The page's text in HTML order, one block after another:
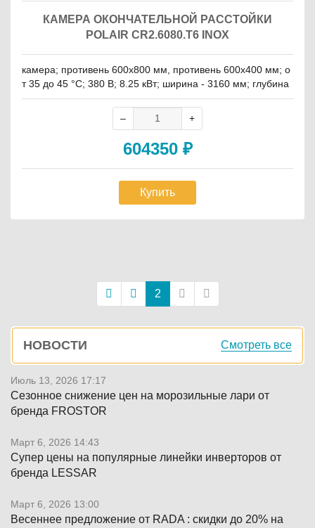
КАМЕРА ОКОНЧАТЕЛЬНОЙ РАССТОЙКИ
POLAIR CR2.6080.Т6 INOX
камера; противень 600x800 мм, противень 600х400 мм; о
т 35 до 45 °С; 380 В; 8.25 кВт; ширина - 3160 мм; глубина
- 2560 мм
604350 ₽
Купить
2
Боковая
панель
НОВОСТИ Смотреть все
Июль 13, 2026 17:17
Сезонное снижение цен на морозильные лари от
бренда FROSTOR
Март 6, 2026 14:43
Супер цены на популярные линейки инверторов от
бренда LESSAR
Март 6, 2026 13:00
Весеннее предложение от RADA : скидки до 20% на